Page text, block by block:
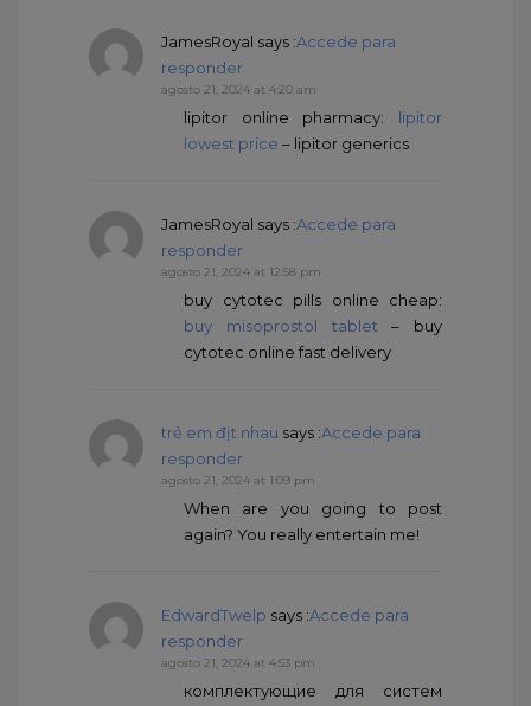
JamesRoyal says :Accede para
responder
agosto 21, 2024 at 4:20 am
lipitor online pharmacy: lipitor
lowest price – lipitor generics
JamesRoyal says :Accede para
responder
agosto 21, 2024 at 12:58 pm
buy cytotec pills online cheap:
buy misoprostol tablet – buy
cytotec online fast delivery
trẻ em địt nhau says :Accede para
responder
agosto 21, 2024 at 1:09 pm
When are you going to post
again? You really entertain me!
EdwardTwelp says :Accede para
responder
agosto 21, 2024 at 4:53 pm
комплектующие для систем